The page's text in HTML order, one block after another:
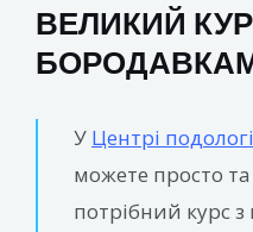
ВЕЛИКИЙ
У Центрі
можете просто
потрібний курс з